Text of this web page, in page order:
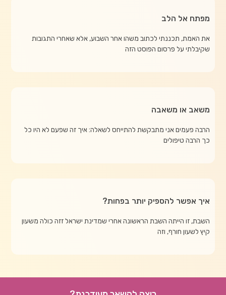
מפתח אל הלב
את האמת, תכננתי לכתוב משהו אחר השבוע, אלא שאחרי התגובות
שקיבלתי על פרסום הפוסט הזה
משאב או משאבה
הרבה פעמים אני מתבקשת להתייחס לשאלה: איך זה שפעם לא היו כל
כך הרבה טיפולים
איך אפשר להספיק יותר בפחות?
השבת, זו הייתה השבת הראשונה אחרי שמדינת ישראל זזה כולה משעון
קיץ לשעון חורף, וזה